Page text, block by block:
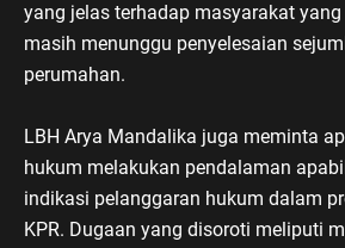
yang jelas terhadap masyarakat
masih menunggu penyelesaian
perumahan.
LBH Arya Mandalika juga meminta
hukum melakukan pendalaman
indikasi pelanggaran hukum dalam
KPR. Dugaan yang disoroti meliputi